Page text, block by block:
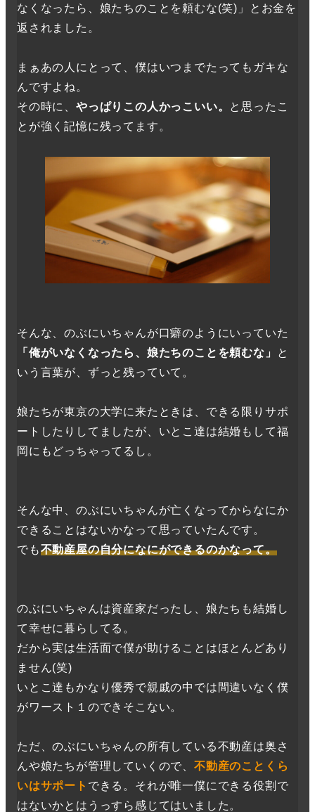
なくなったら、娘たちのことを頼むな(笑)」とお金を
返されました。
まぁあの人にとって、僕はいつまでたってもガキな
んですよね。
その時に、 やっぱりこの人かっこいい。 と思ったこ
とが強く記憶に残ってます。
そんな、のぶにいちゃんが口癖のようにいっていた
「俺がいなくなったら、娘たちのことを頼むな」
と
いう言葉が、ずっと残っていて。
娘たちが東京の大学に来たときは、できる限りサポ
ートしたりしてましたが、いとこ達は結婚もして福
岡にもどっちゃってるし。
そんな中、のぶにいちゃんが亡くなってからなにか
できることはないかなって思っていたんです。
でも不動産屋の自分になにができるのかなって。
のぶにいちゃんは資産家だったし、娘たちも結婚し
て幸せに暮らしてる。
だから実は生活面で僕が助けることはほとんどあり
ません(笑)
いとこ達もかなり優秀で親戚の中では間違いなく僕
がワースト１のできそこない。
ただ、のぶにいちゃんの所有している不動産は奥さ
んや娘たちが管理していくので、 不動産のことくら
いはサポート できる。それが唯一僕にできる役割で
はないかとはうっすら感じてはいました。